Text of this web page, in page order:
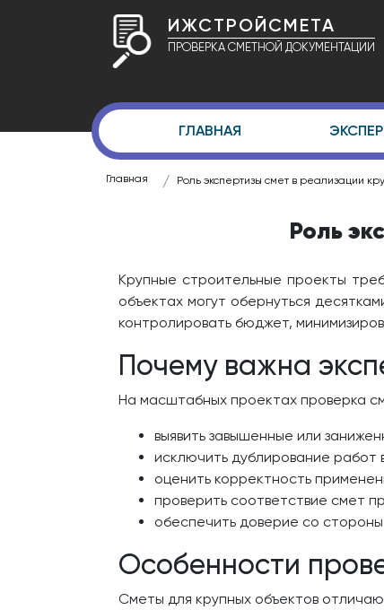
ИЖСТРОЙСМЕТА
ПРОВЕРКА СМЕТНОЙ ДОКУМЕНТАЦИИ
ГЛАВНАЯ
Главная Роль экспертизы смет в реализации
Роль
Крупные строительные проекты
объектах могут обернуться
контролировать бюджет,
Почему важна
На масштабных проектах проверка
выявить завышенные или
исключить дублирование работ
оценить корректность
проверить соответствие смет
обеспечить доверие со
Особенности
Сметы для крупных объектов